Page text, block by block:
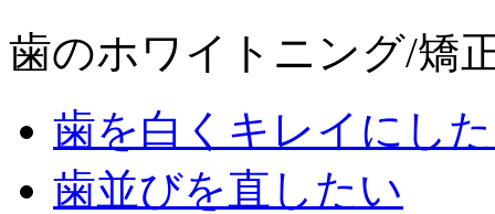
歯のホワイトニング/矯
歯を白くキレイにし
歯並びを直したい